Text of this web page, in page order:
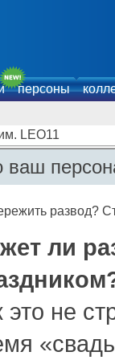
персоны
LEO11
ваш
развод?
ли
это не